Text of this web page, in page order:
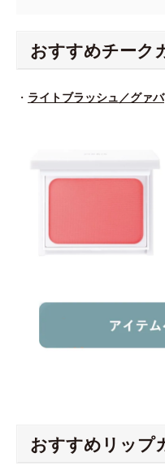
おすすめチーク
・ ライトブラッシュ／グァバ
おすすめリップ